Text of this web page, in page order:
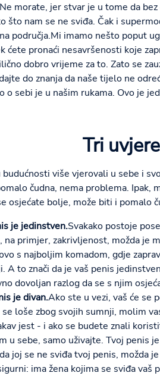
morate, jer stvar je u tome da
što nam se ne sviđa. Čak i
područja.Mi imamo nešto poput
ćete pronaći nesavršenosti koje
dobro vrijeme za to. Zato se
do znanja da naše tijelo ne
o sebi je u našim rukama. Ovo je
Tri
budućnosti više vjerovali u sebe i
čudna, nema problema. Ipak,
osjećate bolje, može biti i pomalo
je jedinstven.Svakako postoje
na primjer, zakrivljenost, možda je
s najboljim komadom, gdje
A to znači da je vaš penis
dovoljan razlog da se s njim
je divan.Ako ste u vezi, vaš će se
loše zbog svojih sumnji, molim
jest - i ako se budete znali
u sebe, samo uživajte. Tvoj penis
joj se ne sviđa tvoj penis, možda
ima žena kojima se sviđa